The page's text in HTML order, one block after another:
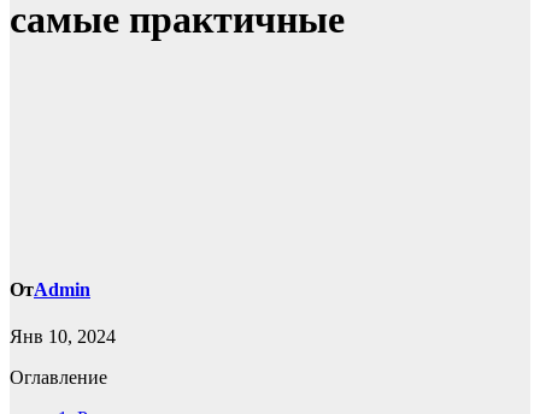
самые практичные
ОтAdmin
Янв 10, 2024
Оглавление